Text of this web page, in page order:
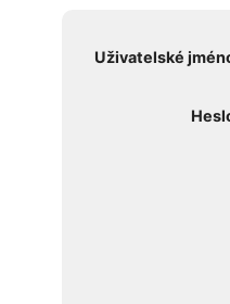
Uživatelské